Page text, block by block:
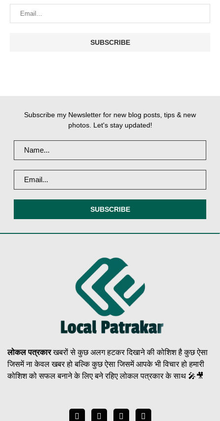
Subscribe my Newsletter for new blog posts, tips & new
photos. Let's stay updated!
लोकल पत्रकारखबरों से कुछ अलग हटकर दिखाने की कोशिश है कुछ ऐसा
जिसमें ना केवल खबर हो बल्कि कुछ ऐसा जिसमें आपके भी विचार हो हमारी
कोशिश को सफल बनाने के लिए बने रहिए लोकल पत्रकार के साथ 🎤🎥